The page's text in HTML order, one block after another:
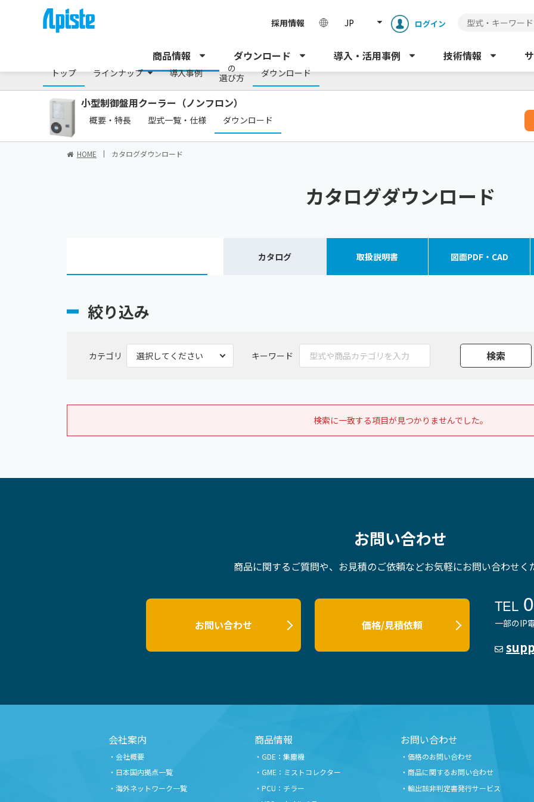
採用情報 JP ログイン
商品情報 ダウンロード 導入・活用事例 技術情報
トップ ラインナップ 導入事例
の
選び方
ダウンロード
小型制御盤用クーラー（ノンフロン）
概要・特長 型式一覧・仕様 ダウンロード
HOME カタログダウンロード
カタログダウンロード
カタログ 取扱説明書 図面PDF・CAD
絞り込み
カテゴリ キーワード
検索に一致する項目が見つかりませんでした。
お問い合わせ
商品に関するご質問や、お見積のご依頼などお気軽にお問い合わせく
お問い合わせ 価格/見積依頼
TEL
一部のIP
会社案内
会社概要
日本国内拠点一覧
海外ネットワーク一覧
商品情報
GDE：集塵機
GME：ミストコレクター
PCU：チラー
お問い合わせ
価格のお問い合わせ
商品に関するお問い合わせ
輸出該非判定書発行サービス